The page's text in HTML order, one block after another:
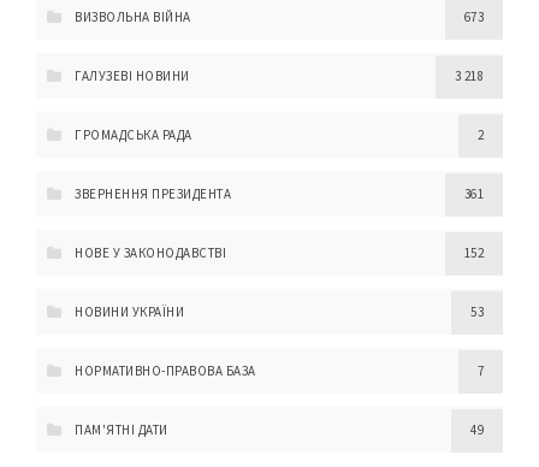
ВИЗВОЛЬНА ВІЙНА 673
ГАЛУЗЕВІ НОВИНИ 3 218
ГРОМАДСЬКА РАДА 2
ЗВЕРНЕННЯ ПРЕЗИДЕНТА 361
НОВЕ У ЗАКОНОДАВСТВІ 152
НОВИНИ УКРАЇНИ 53
НОРМАТИВНО-ПРАВОВА БАЗА 7
ПАМ'ЯТНІ ДАТИ 49